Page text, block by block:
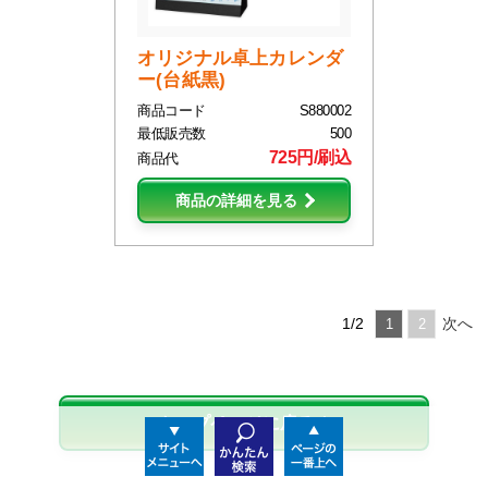
オリジナル卓上カレンダ
ー(台紙黒)
商品コード
S880002
最低販売数
500
商品代
725円/刷込
商品の詳細を見る
1/2 1 2 次へ
トップページに戻る